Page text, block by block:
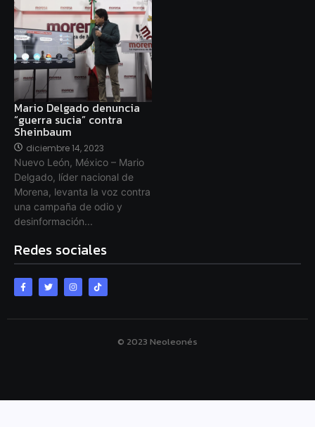
Mario Delgado denuncia
“guerra sucia” contra
Sheinbaum
diciembre 14, 2023
Nuevo León, México – Mario
Delgado, líder nacional de
Morena, levanta la voz contra
una campaña de odio y
desinformación...
Redes sociales
© 2023 Neoleonés